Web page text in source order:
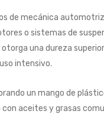
de mecánica
o sistemas de
una dureza
intensivo.
un mango de
aceites y grasas